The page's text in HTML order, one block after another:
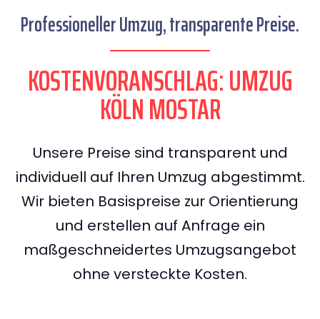
Professioneller Umzug, transparente Preise.
KOSTENVORANSCHLAG: UMZUG
KÖLN MOSTAR
Unsere Preise sind transparent und
individuell auf Ihren Umzug abgestimmt.
Wir bieten Basispreise zur Orientierung
und erstellen auf Anfrage ein
maßgeschneidertes Umzugsangebot
ohne versteckte Kosten.